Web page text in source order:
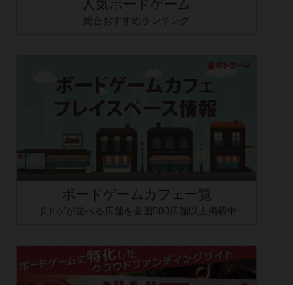
人気ボードゲーム
総合おすすめランキング
ボードゲームカフェ一覧
ボドゲが遊べる店舗を全国500店舗以上掲載中